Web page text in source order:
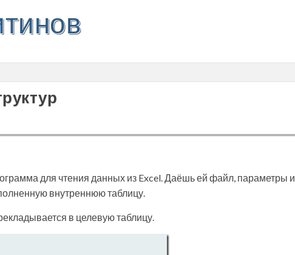
для чтения данных из Excel. Даёшь ей файл, параметры и
внутреннюю таблицу.
в целевую таблицу.